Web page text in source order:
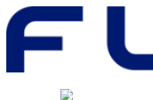
0.18 (+0.89%)